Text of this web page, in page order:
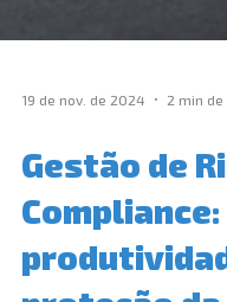
19 de nov. de 2024 2 min
Gestão de